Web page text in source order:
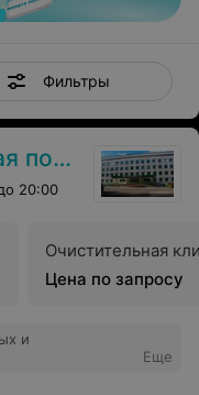
Фильтры
№4
20:00
Очистительная
Цена по запросу
и
Еще